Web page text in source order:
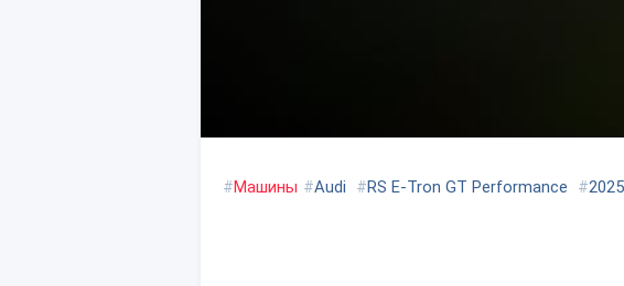
#Машины #Audi #RS E-Tron GT Performance #2025